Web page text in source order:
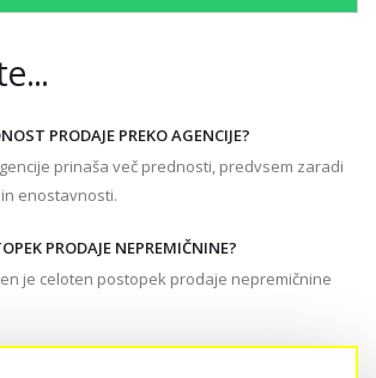
PRODAJE PREKO AGENCIJE?
prinaša več prednosti, predvsem zaradi
enostavnosti.
PRODAJE NEPREMIČNINE?
je celoten postopek prodaje nepremičnine